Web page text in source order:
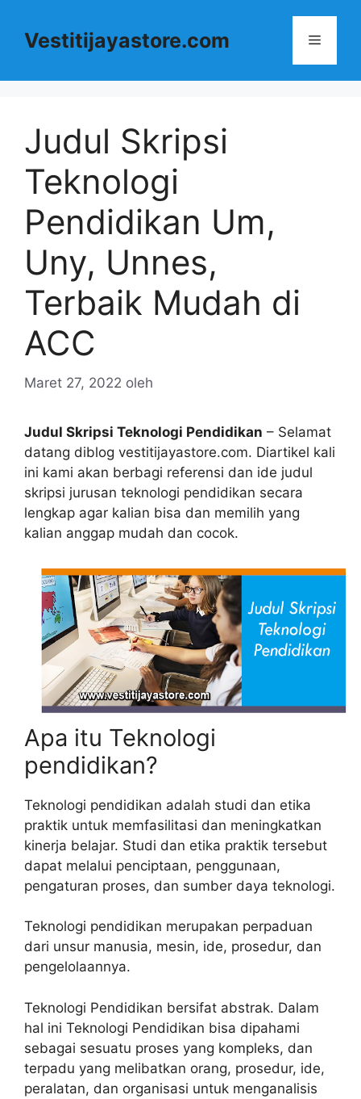
Vestitijayastore.com Menu
Judul Skripsi
Teknologi
Pendidikan Um,
Uny, Unnes,
Terbaik Mudah di
ACC
Maret 27, 2022 oleh
Judul Skripsi Teknologi Pendidikan – Selamat
datang diblog vestitijayastore.com. Diartikel kali
ini kami akan berbagi referensi dan ide judul
skripsi jurusan teknologi pendidikan secara
lengkap agar kalian bisa dan memilih yang
kalian anggap mudah dan cocok.
Apa itu Teknologi
pendidikan?
Teknologi pendidikan adalah studi dan etika
praktik untuk memfasilitasi dan meningkatkan
kinerja belajar. Studi dan etika praktik tersebut
dapat melalui penciptaan, penggunaan,
pengaturan proses, dan sumber daya teknologi.
Teknologi pendidikan merupakan perpaduan
dari unsur manusia, mesin, ide, prosedur, dan
pengelolaannya.
Teknologi Pendidikan bersifat abstrak. Dalam
hal ini Teknologi Pendidikan bisa dipahami
sebagai sesuatu proses yang kompleks, dan
terpadu yang melibatkan orang, prosedur, ide,
peralatan, dan organisasi untuk menganalisis